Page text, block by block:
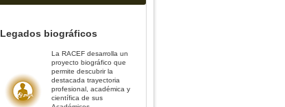
Legados biográficos
La RACEF desarrolla un
proyecto biográfico que
permite descubrir la
destacada trayectoria
profesional, académica y
científica de sus